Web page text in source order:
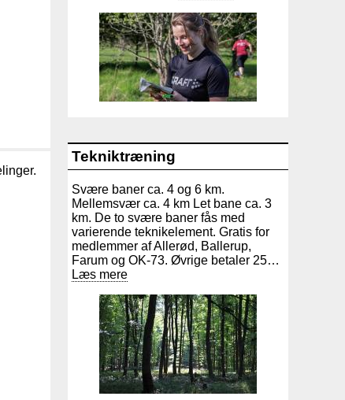
Tekniktræning
Svære baner ca. 4 og 6 km.
Mellemsvær ca. 4 km Let bane ca. 3
km. De to svære baner fås med
varierende teknikelement. Gratis for
medlemmer af Allerød, Ballerup,
Farum og OK-73. Øvrige betaler 25…
Læs mere